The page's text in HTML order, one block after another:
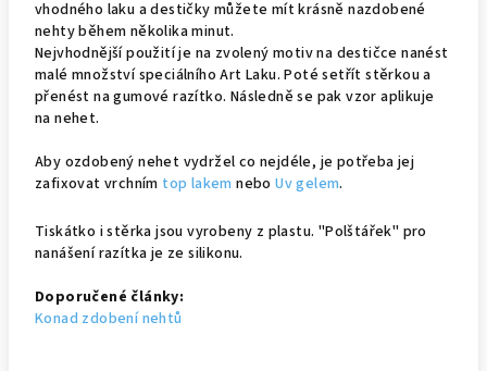
vhodného laku a destičky můžete mít krásně nazdobené
nehty během několika minut.
Nejvhodnější použití je na zvolený motiv na destičce nanést
malé množství speciálního Art Laku. Poté setřít stěrkou a
přenést na gumové razítko. Následně se pak vzor aplikuje
na nehet.
Aby ozdobený nehet vydržel co nejdéle, je potřeba jej
zafixovat vrchním top lakem neboUv gelem.
Tiskátko i stěrka jsou vyrobeny z plastu. "Polštářek" pro
nanášení razítka je ze silikonu.
Doporučené články:
Konad zdobení nehtů